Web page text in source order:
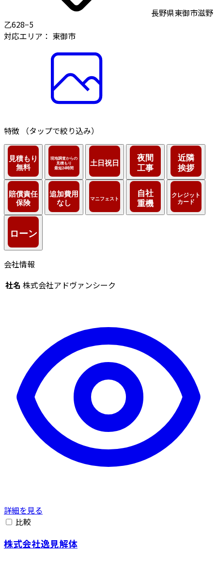
長野県東御市滋野
乙628−5
対応エリア： 東御市
特徴 （タップで絞り込み）
会社情報
社名 株式会社アドヴァンシーク
詳細を見る
比較
株式会社逸見解体